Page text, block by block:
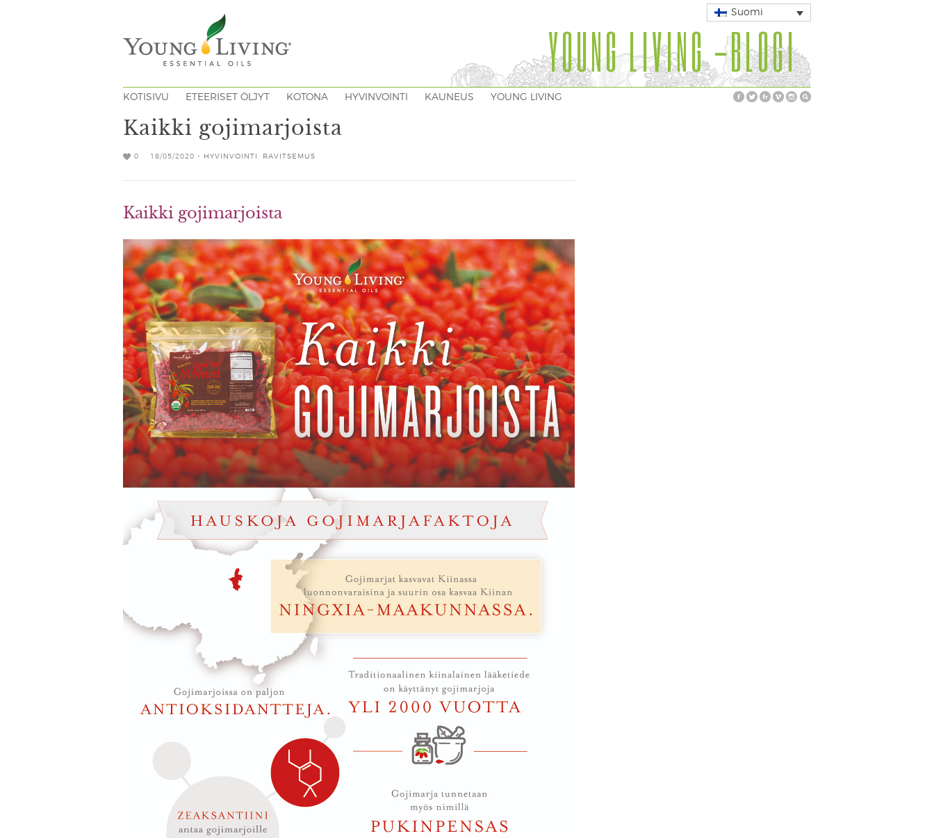
Suomi
YOUNG LIVING -BLOGI
KOTISIVU ETEERISET ÖLJYT KOTONA HYVINVOINTI KAUNEUS YOUNG LIVING
Kaikki gojimarjoista
0 18/05/2020 - HYVINVOINTI RAVITSEMUS
Kaikki gojimarjoista